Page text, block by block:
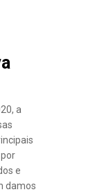
a
e
damos